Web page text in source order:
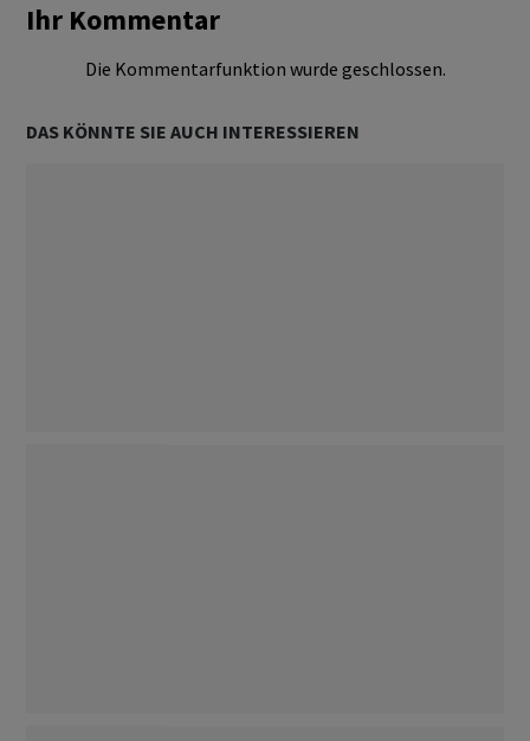
Ihr Kommentar
Die Kommentarfunktion wurde geschlossen.
DAS KÖNNTE SIE AUCH INTERESSIEREN